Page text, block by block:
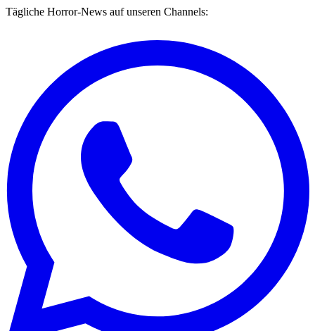
Tägliche Horror-News auf unseren Channels: